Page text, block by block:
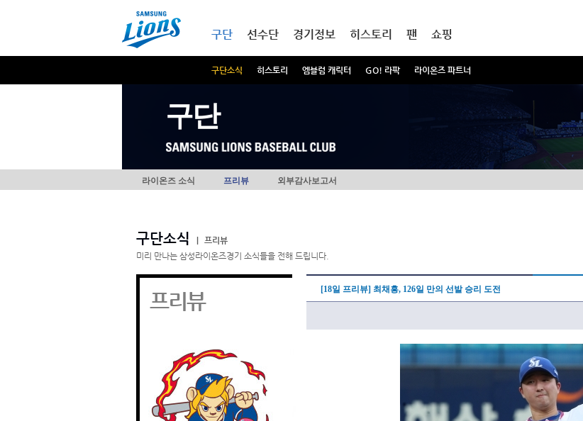
구단
구단소식 히스토리 엠블럼 캐릭터 GO! 라팍 라이온즈 파트너
선수단 경기정보 히스토리 팬 쇼핑
구단
라이온즈 소식 프리뷰 외부감사보고서
구단소식
프리뷰
미리 만나는 삼성라이온즈경기 소식들을 전해 드립니다.
프리뷰 [18일 프리뷰] 최채흥, 126일 만의 선발 승리 도전